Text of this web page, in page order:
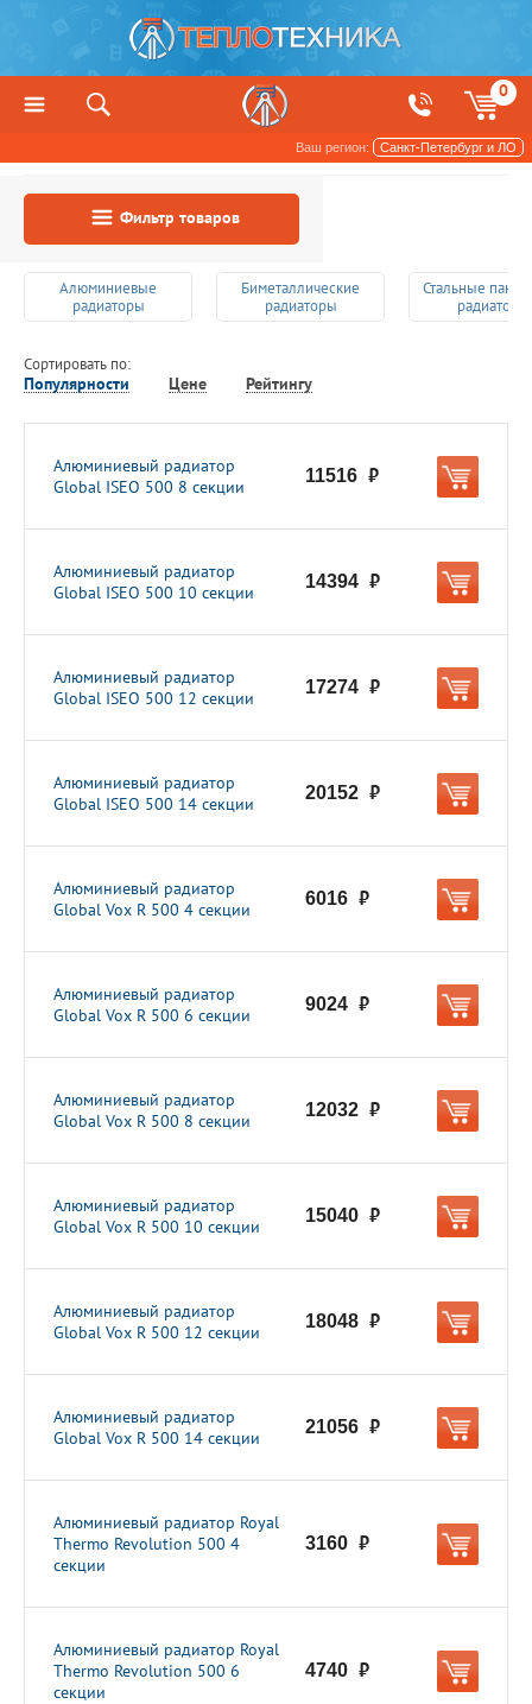
0
Ваш регион: Санкт-Петербург и ЛО
Фильтр товаров
Алюминиевые
радиаторы
Биметаллические
радиаторы
Стальные
радиаторы
Сортировать по:
Популярности Цене Рейтингу
Алюминиевый радиатор
Global ISEO 500 8 секции
11516 руб.
Алюминиевый радиатор
Global ISEO 500 10 секции
14394 руб.
Алюминиевый радиатор
Global ISEO 500 12 секции
17274 руб.
Алюминиевый радиатор
Global ISEO 500 14 секции
20152 руб.
Алюминиевый радиатор
Global Vox R 500 4 секции
6016 руб.
Алюминиевый радиатор
Global Vox R 500 6 секции
9024 руб.
Алюминиевый радиатор
Global Vox R 500 8 секции
12032 руб.
Алюминиевый радиатор
Global Vox R 500 10 секции
15040 руб.
Алюминиевый радиатор
Global Vox R 500 12 секции
18048 руб.
Алюминиевый радиатор
Global Vox R 500 14 секции
21056 руб.
Алюминиевый радиатор Royal
Thermo Revolution 500 4
секции
3160 руб.
Алюминиевый радиатор Royal
Thermo Revolution 500 6
секции
4740 руб.